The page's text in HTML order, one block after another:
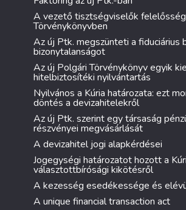
A vezető tisztségviselők
Törvénykönyvben
Az új Ptk. megszünteti a fiduciárius
bizonytalanságot
Az új Polgári Törvénykönyv egyik
hitelbiztosítéki nyilvántartás
Nyilvános a Kúria határozata: ezt
döntés a devizahitelekről
Az új Ptk. szerint egy társaság
részvényei megvásárlását
A devizahitel jogi alapkérdései
Jogegységi határozatot hozott a
választottbírósági kikötésről
A kezesség esedékessége és
A unique financial transaction act